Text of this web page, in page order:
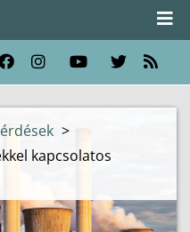
>
kapcsolatos